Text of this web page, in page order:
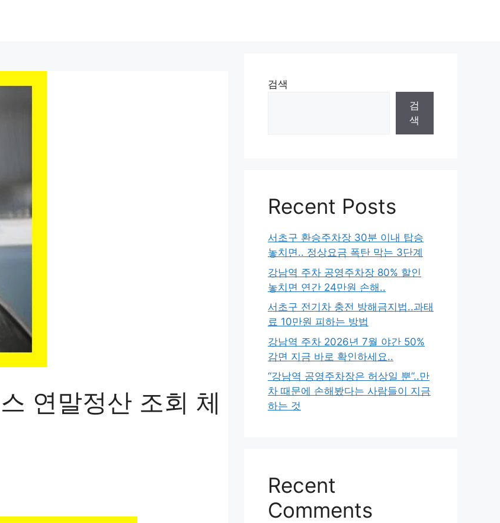
연말정산 조회 체
검색
검
색
Recent Posts
서초구 환승주차장 30분 이내 탑승
놓치면.. 정상요금 폭탄 막는 3단계
강남역 주차 공영주차장 80% 할인
놓치면 연간 24만원 손해..
서초구 전기차 충전 방해금지법..과태
료 10만원 피하는 방법
강남역 주차 2026년 7월 야간 50%
감면 지금 바로 확인하세요..
“강남역 공영주차장은 허상일 뿐”..만
차 때문에 손해봤다는 사람들이 지금
하는 것
Recent
Comments